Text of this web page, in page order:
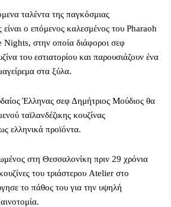
ταλέντα της παγκόσμιας
ο επόμενος καλεσμένος του Pharaoh
Nights, στην οποία διάφοροι σεφ
του εστιατορίου και παρουσιάζουν ένα
στα ξύλα.
Έλληνας σεφ Δημήτριος Μούδιος θα
ταϊλανδέζικης κουζίνας
ελληνικά προϊόντα.
στη Θεσσαλονίκη πριν 29 χρόνια
του τριάστερου Atelier στο
το πάθος του για την υψηλή